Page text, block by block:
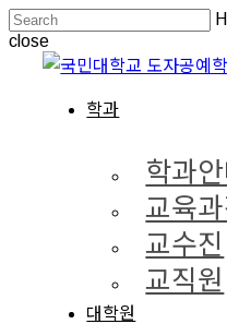
Skip
to
main
content
close
Close
Search
학과
학과안
교육
교수진
교직원
대학원